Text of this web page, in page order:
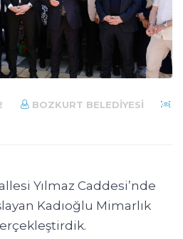
BOZKURT BELEDIYESI
Yılmaz Caddesi’nde
Kadıoğlu Mimarlık